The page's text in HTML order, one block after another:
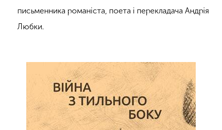
письменника романіста, поета і перекладача Андрія
Любки.